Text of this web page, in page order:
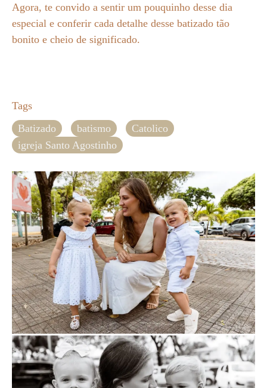
Agora, te convido a sentir um pouquinho desse dia
especial e conferir cada detalhe desse batizado tão
bonito e cheio de significado.
Tags
Batizado
batismo
Catolico
igreja Santo Agostinho